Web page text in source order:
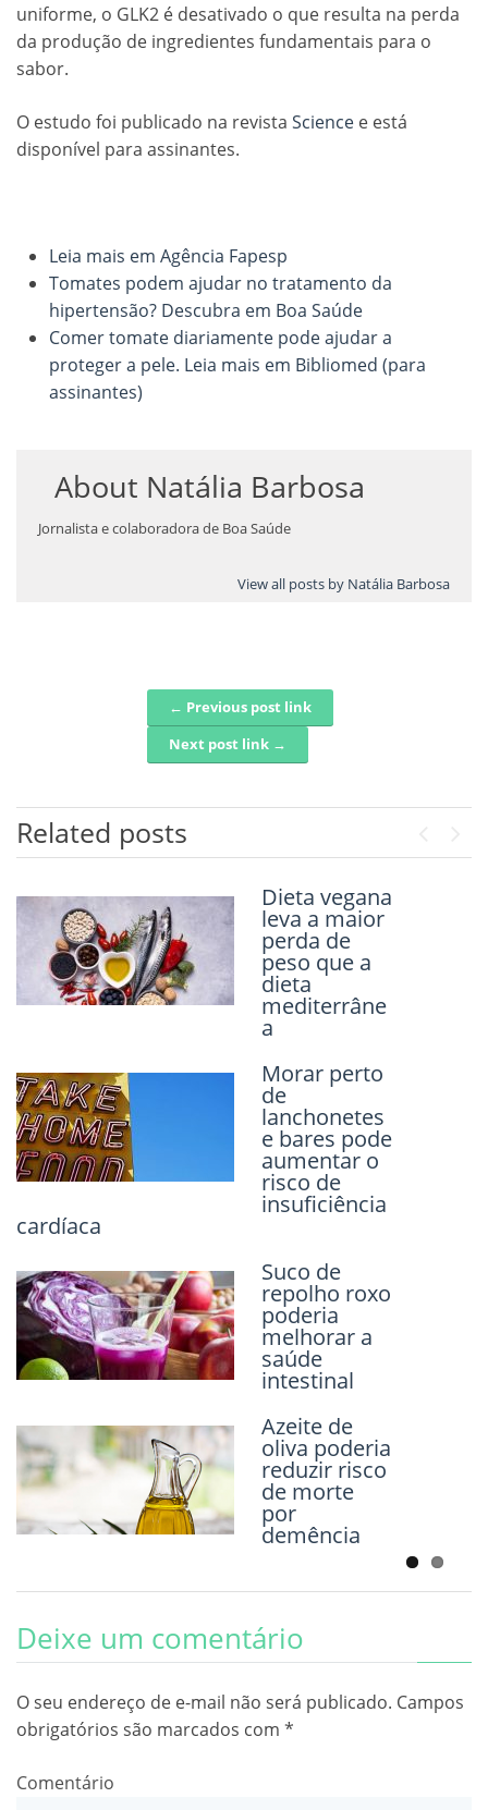
uniforme, o GLK2 é desativado o que resulta na perda
da produção de ingredientes fundamentais para o
sabor.
O estudo foi publicado na revista Science e está
disponível para assinantes.
Leia mais em Agência Fapesp
Tomates podem ajudar no tratamento da
hipertensão? Descubra em Boa Saúde
Comer tomate diariamente pode ajudar a
proteger a pele. Leia mais em Bibliomed (para
assinantes)
About Natália Barbosa
Jornalista e colaboradora de Boa Saúde
View all posts by Natália Barbosa
Post navigation← Previous post link
Next post link →
Related posts
Dieta vegana
leva a maior
perda de
peso que a
dieta
mediterrâne
a
Morar perto
de
lanchonetes
e bares pode
aumentar o
risco de
insuficiência
cardíaca
Suco de
repolho roxo
poderia
melhorar a
saúde
intestinal
Azeite de
oliva poderia
reduzir risco
de morte
por
demência
Jejum pode
reduzir a
inflamação?
artificiais em
alimentos
processados
podem
aumentar o
risco de
junk food
jogam com
as emoções
início da vida
podem
resultar em
compulsão
alimentar
Deixe um comentário
O seu endereço de e-mail não será publicado. Campos
obrigatórios são marcados com *
Comentário